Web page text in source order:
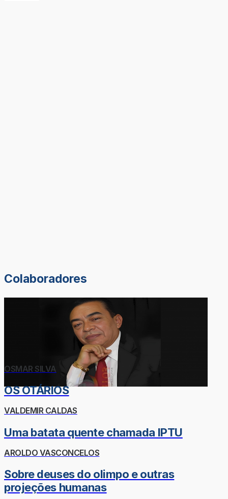
Colaboradores
OSMAR SILVA
OS OTÁRIOS
VALDEMIR CALDAS
Uma batata quente chamada IPTU
AROLDO VASCONCELOS
Sobre deuses do olimpo e outras
projeções humanas